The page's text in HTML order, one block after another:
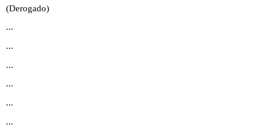
(Derogado)
...
...
...
...
...
...